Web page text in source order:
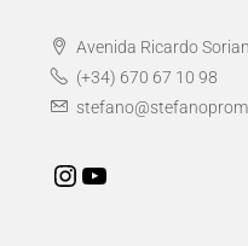
Avenida Ricardo
(+34) 670 67 10 98